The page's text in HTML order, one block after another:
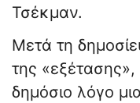
Τσέκμαν.
Μετά τη
της
δημόσιο λόγο